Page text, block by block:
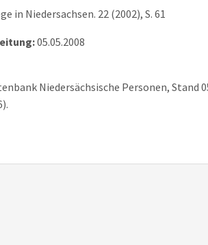
in Niedersachsen. 22 (2002), S. 61
05.05.2008
Niedersächsische Personen,